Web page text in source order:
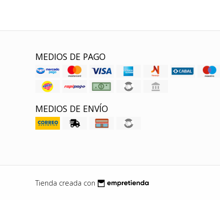
MEDIOS DE PAGO
MEDIOS DE ENVÍO
Tienda creada con